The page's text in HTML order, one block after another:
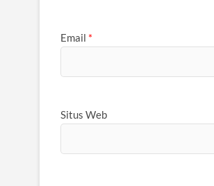
Email *
Situs Web